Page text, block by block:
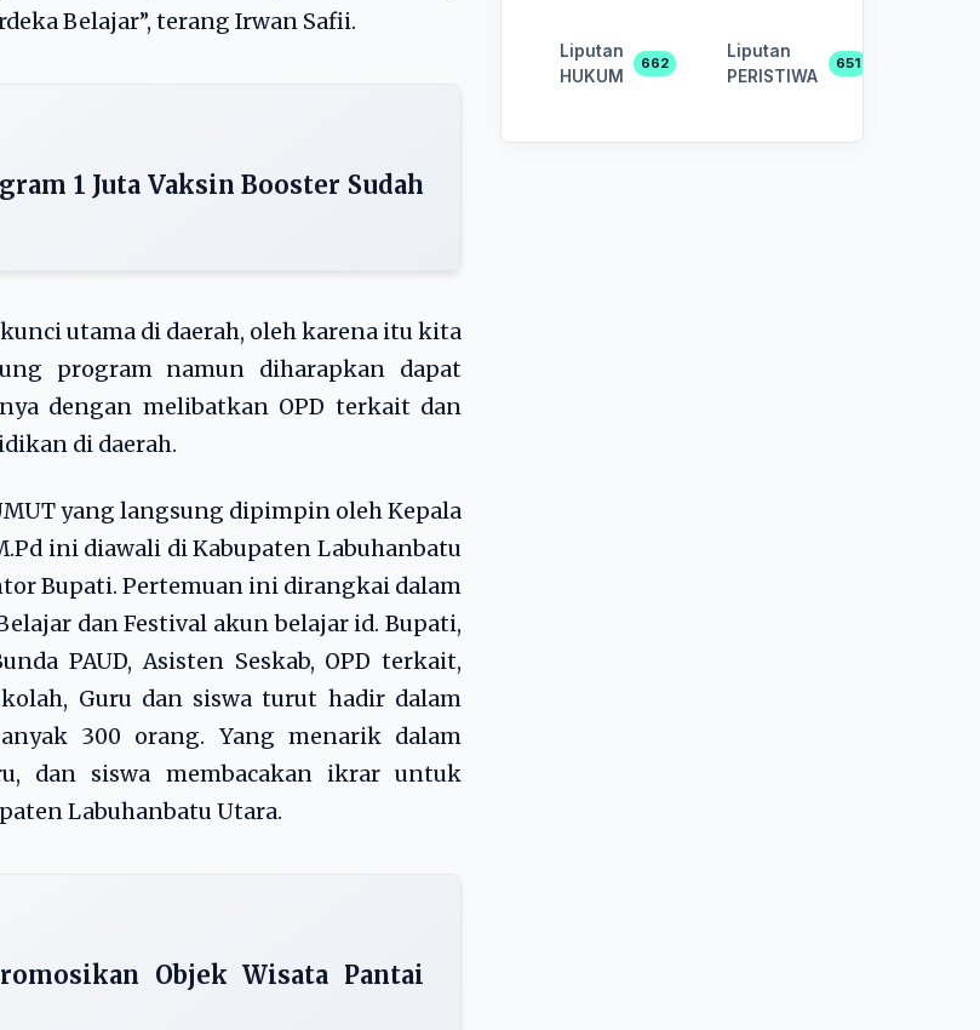
Belajar”, terang Irwan Safii.
1 Juta Vaksin Booster Sudah
utama di daerah, oleh karena itu kita
program namun diharapkan dapat
dengan melibatkan OPD terkait dan
di daerah.
yang langsung dipimpin oleh Kepala
ini diawali di Kabupaten Labuhanbatu
Bupati. Pertemuan ini dirangkai dalam
dan Festival akun belajar id. Bupati,
PAUD, Asisten Seskab, OPD terkait,
Guru dan siswa turut hadir dalam
300 orang. Yang menarik dalam
dan siswa membacakan ikrar untuk
Labuhanbatu Utara.
Objek Wisata Pantai
Liputan
HUKUM
662
Liputan
PERISTIWA
651